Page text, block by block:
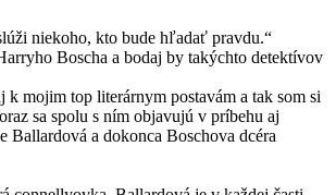
niekoho, kto bude hľadať pravdu.“
Boscha a bodaj by takýchto detektívov
k mojim top literárnym postavám a tak som si
sa spolu s ním objavujú v príbehu aj
Ballardová a dokonca Boschova dcéra